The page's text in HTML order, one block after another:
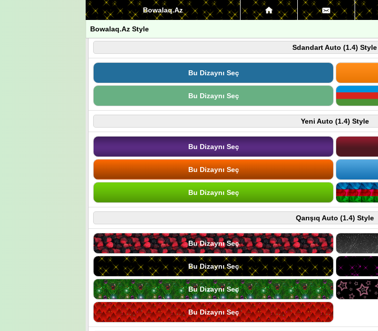
Bowalaq.Az
Bowalaq.Az Style
Sdandart Auto (1.4) Style
Bu Dizaynı Seç
Bu Dizaynı Seç
Yeni Auto (1.4) Style
Bu Dizaynı Seç
Bu Dizaynı Seç
Bu Dizaynı Seç
Qarışıq Auto (1.4) Style
Bu Dizaynı Seç
Bu Dizaynı Seç
Bu Dizaynı Seç
Bu Dizaynı Seç